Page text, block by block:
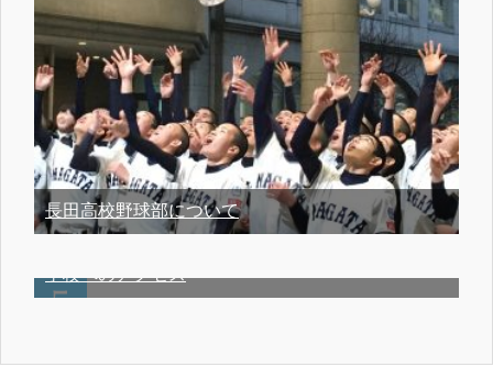
長田高校野球部について
学校へのアクセス